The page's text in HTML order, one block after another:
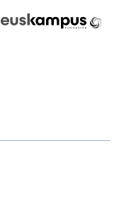
Fundazioa